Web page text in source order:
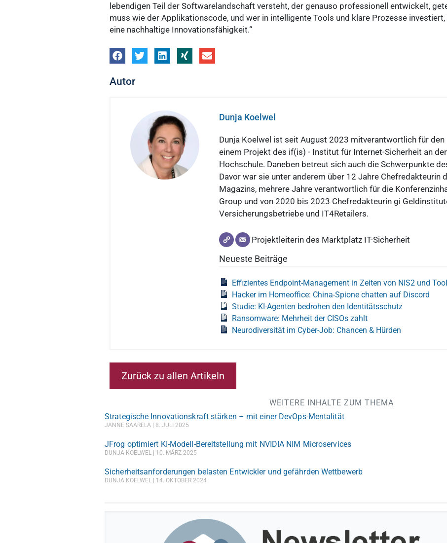
lebendigen Teil der Softwarelandschaft versteht, der genauso professionell entwickelt,
muss wie der Applikationscode, und wer in intelligente Tools und klare Prozesse
eine nachhaltige Innovationsfähigkeit.“
Autor
Dunja Koelwel
Dunja Koelwel ist seit August 2023 mitverantwortlich für den
einem Projekt des if(is) - Institut für Internet-Sicherheit an
Hochschule. Daneben betreut sich auch die Schwerpunkte
Davor war sie unter anderem über 12 Jahre Chefredakteurin
Magazins, mehrere Jahre verantwortlich für die
Group und von 2020 bis 2023 Chefredakteurin gi
Versicherungsbetriebe und IT4Retailers.
Projektleiterin des Marktplatz IT-Sicherheit
Neueste Beiträge
Effizientes Endpoint-Management in Zeiten von NIS2 und
Hacker im Homeoffice: China-Spione chatten auf Discord
Studie: KI-Agenten bedrohen den Identitätsschutz
Ransomware: Mehrheit der CISOs zahlt
Neurodiversität im Cyber-Job: Chancen & Hürden
Zurück zu allen Artikeln
WEITERE INHALTE ZUM THEMA
Strategische Innovationskraft stärken – mit einer DevOps-Mentalität
JANNE SAARELA 8. JULI 2025
JFrog optimiert KI-Modell-Bereitstellung mit NVIDIA NIM Microservices
DUNJA KOELWEL 10. MÄRZ 2025
Sicherheitsanforderungen belasten Entwickler und gefährden Wettbewerb
DUNJA KOELWEL 14. OKTOBER 2024